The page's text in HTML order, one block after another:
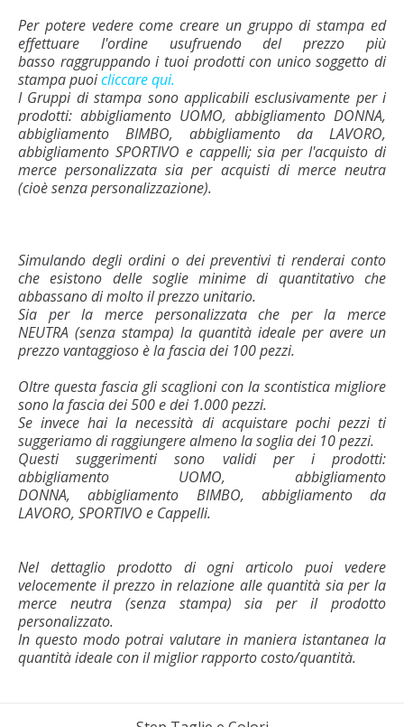
Per potere vedere come creare un gruppo di stampa ed
effettuare l'ordine usufruendo del prezzo più
basso raggruppando i tuoi prodotti con unico soggetto di
stampa puoicliccare qui.
I Gruppi di stampa sono applicabili esclusivamente per i
prodotti: abbigliamento UOMO, abbigliamento DONNA,
abbigliamento BIMBO, abbigliamento da LAVORO,
abbigliamento SPORTIVO e cappelli; sia per l'acquisto di
merce personalizzata sia per acquisti di merce neutra
(cioè senza personalizzazione).
Simulando degli ordini o dei preventivi ti renderai conto
che esistono delle soglie minime di quantitativo che
abbassano di molto il prezzo unitario.
Sia per la merce personalizzata che per la merce
NEUTRA (senza stampa) la quantità ideale per avere un
prezzo vantaggioso è la fascia dei 100 pezzi.
Oltre questa fascia gli scaglioni con la scontistica migliore
sono la fascia dei 500 e dei 1.000 pezzi.
Se invece hai la necessità di acquistare pochi pezzi ti
suggeriamo di raggiungere almeno la soglia dei 10 pezzi.
Questi suggerimenti sono validi per i prodotti:
abbigliamento UOMO, abbigliamento
DONNA, abbigliamento BIMBO, abbigliamento da
LAVORO, SPORTIVO e Cappelli.
Nel dettaglio prodotto di ogni articolo puoi vedere
velocemente il prezzo in relazione alle quantità sia per la
merce neutra (senza stampa) sia per il prodotto
personalizzato.
In questo modo potrai valutare in maniera istantanea la
quantità ideale con il miglior rapporto costo/quantità.